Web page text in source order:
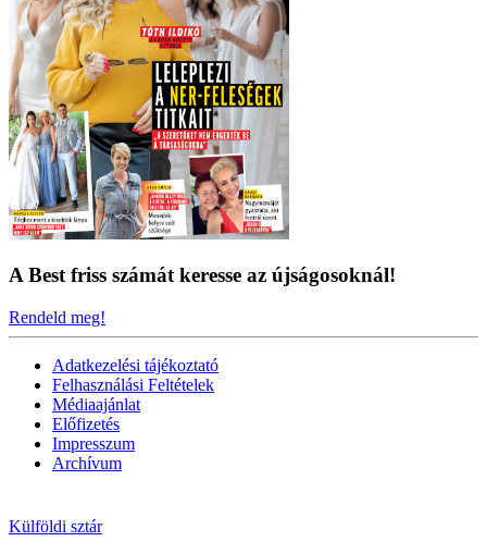
A Best friss számát keresse az újságosoknál!
Rendeld meg!
Adatkezelési tájékoztató
Felhasználási Feltételek
Médiaajánlat
Előfizetés
Impresszum
Archívum
Külföldi sztár